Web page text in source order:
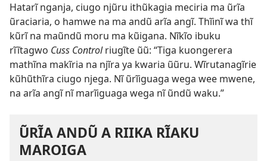
Hatarĩ nganja, ciugo njũru ithũkagia meciria ma ũrĩa
ũraciaria, o hamwe na ma andũ arĩa angĩ. Thĩinĩ wa thĩ
kũrĩ na maũndũ moru ma kũigana. Nĩkĩo ibuku
rĩĩtagwo Cuss Controlriugĩte ũũ: “Tiga kuongerera
mathĩna makĩria na njĩra ya kwaria ũũru. Wĩrutanagĩrie
kũhũthĩra ciugo njega. Nĩ ũrĩiguaga wega wee mwene,
na arĩa angĩ nĩ marĩiguaga wega nĩ ũndũ waku.”
ŨRĨA ANDŨ A RIIKA RĨAKU
MAROIGA